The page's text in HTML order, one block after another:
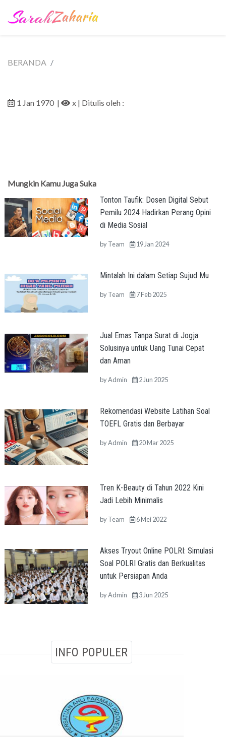
BERANDA
1 Jan 1970 | x | Ditulis oleh :
Mungkin Kamu Juga Suka
Tonton Taufik: Dosen Digital Sebut
Pemilu 2024 Hadirkan Perang Opini
di Media Sosial
byTeam 19 Jan 2024
Mintalah Ini dalam Setiap Sujud Mu
byTeam 7 Feb 2025
Jual Emas Tanpa Surat di Jogja:
Solusinya untuk Uang Tunai Cepat
dan Aman
byAdmin 2 Jun 2025
Rekomendasi Website Latihan Soal
TOEFL Gratis dan Berbayar
byAdmin 20 Mar 2025
Tren K-Beauty di Tahun 2022 Kini
Jadi Lebih Minimalis
byTeam 6 Mei 2022
Akses Tryout Online POLRI: Simulasi
Soal POLRI Gratis dan Berkualitas
untuk Persiapan Anda
byAdmin 3 Jun 2025
INFO POPULER